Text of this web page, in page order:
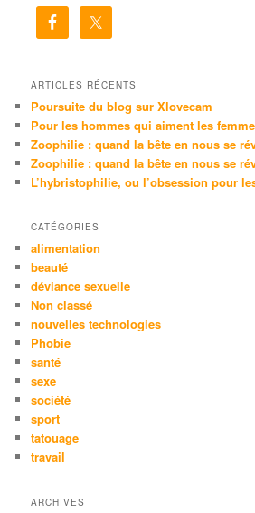
e
ARTICLES RÉCENTS
Poursuite du blog sur Xlovecam
Pour les hommes qui aiment les
Zoophilie : quand la bête en nous se
Zoophilie : quand la bête en nous se
L’hybristophilie, ou l’obsession pour
CATÉGORIES
alimentation
beauté
déviance sexuelle
Non classé
nouvelles technologies
Phobie
santé
sexe
société
sport
tatouage
travail
ARCHIVES